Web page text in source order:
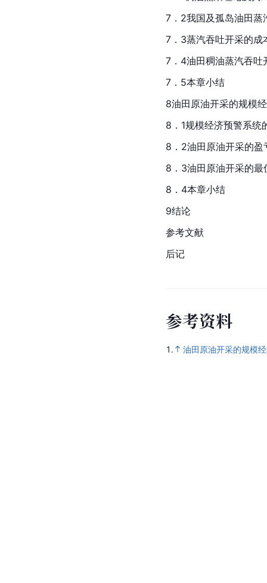
7．2我国及孤岛油田蒸
7．3蒸汽吞吐开采的成
7．4油田稠油蒸汽吞吐
7．5本章小结
8油田原油开采的规模
8．1规模经济预警系统
8．2油田原油开采的盈
8．3油田原油开采的最
8．4本章小结
9结论
参考文献
后记
参考资料
1. 油田原油开采的规模